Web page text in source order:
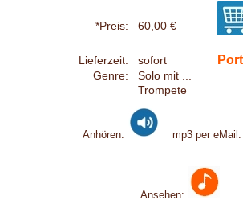
*Preis: 60,00 €
Lieferzeit: sofort
Genre:
Solo mit ...
Trompete
Anhören: mp3 per eMail:
Ansehen: